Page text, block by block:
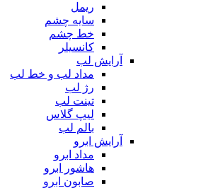
ریمل
سایه چشم
خط چشم
کانسیلر
آرایش لب
مداد لب و خط لب
رژ لب
تینت لب
لیپ گلاس
بالم لب
آرایش ابرو
مداد ابرو
هاشور ابرو
صابون ابرو